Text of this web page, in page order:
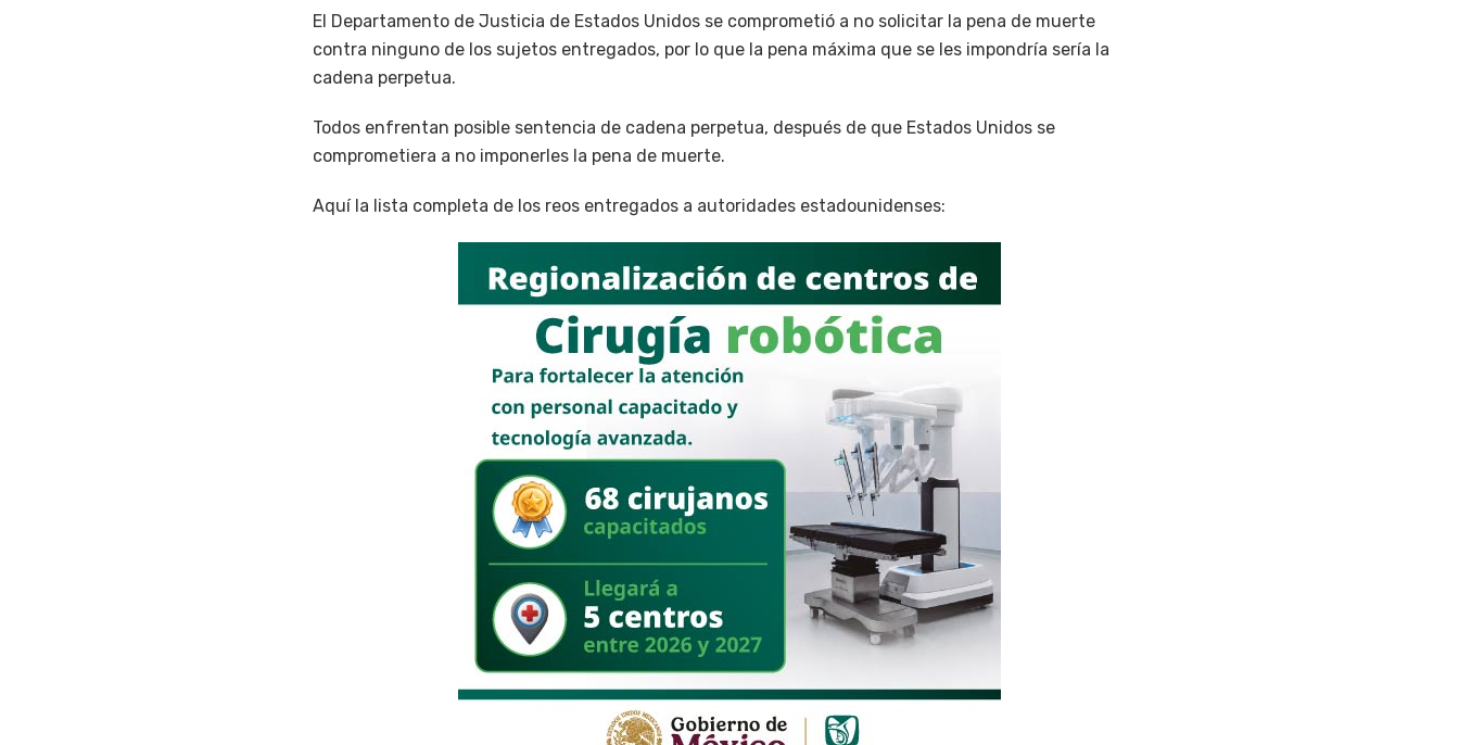
El Departamento de Justicia de Estados Unidos se comprometió a no solicitar la pena de muerte
contra ninguno de los sujetos entregados, por lo que la pena máxima que se les impondría sería la
cadena perpetua.
Todos enfrentan posible sentencia de cadena perpetua, después de que Estados Unidos se
comprometiera a no imponerles la pena de muerte.
Aquí la lista completa de los reos entregados a autoridades estadounidenses: